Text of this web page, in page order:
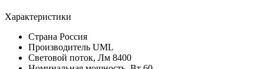
Характеристики
Страна Россия
Производитель UML
Световой поток, Лм 8400